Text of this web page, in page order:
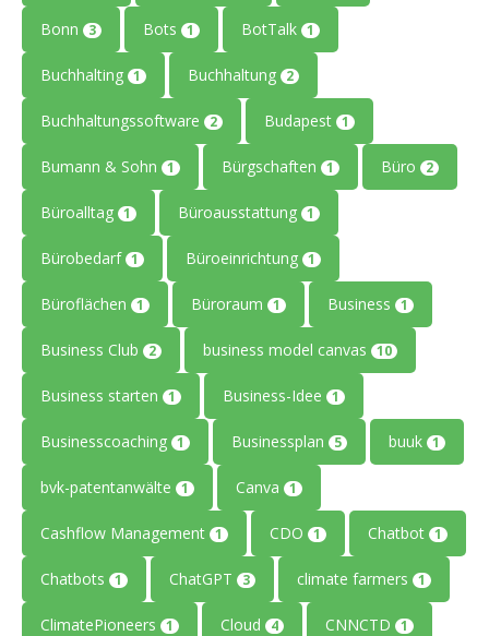
Bonn 3 Bots 1 BotTalk 1
Buchhalting 1 Buchhaltung 2
Buchhaltungssoftware 2 Budapest 1
Bumann & Sohn 1 Bürgschaften 1 Büro 2
Büroalltag 1 Büroausstattung 1
Bürobedarf 1 Büroeinrichtung 1
Büroflächen 1 Büroraum 1 Business 1
Business Club 2 business model canvas 10
Business starten 1 Business-Idee 1
Businesscoaching 1 Businessplan 5 buuk 1
bvk-patentanwälte 1 Canva 1
Cashflow Management 1 CDO 1 Chatbot 1
Chatbots 1 ChatGPT 3 climate farmers 1
ClimatePioneers 1 Cloud 4 CNNCTD 1